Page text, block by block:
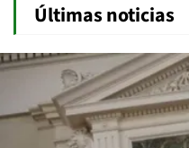
Últimas noticias